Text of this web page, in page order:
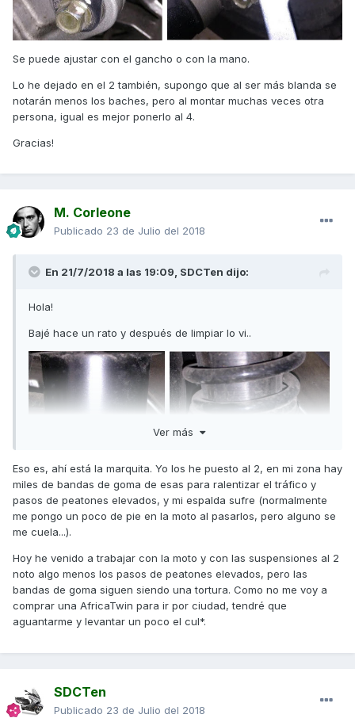
Se puede ajustar con el gancho o con la mano.
Lo he dejado en el 2 también, supongo que al ser más blanda se
notarán menos los baches, pero al montar muchas veces otra
persona, igual es mejor ponerlo al 4.
Gracias!
M. Corleone
Publicado 23 de Julio del 2018
En 21/7/2018 a las 19:09, SDCTen dijo:
Hola!
Bajé hace un rato y después de limpiar lo vi..
Se puede ajustar con el gancho o con la mano.
Gracias!
Ver más
Eso es, ahí está la marquita. Yo los he puesto al 2, en mi zona hay
miles de bandas de goma de esas para ralentizar el tráfico y
pasos de peatones elevados, y mi espalda sufre (normalmente
me pongo un poco de pie en la moto al pasarlos, pero alguno se
me cuela...).
Hoy he venido a trabajar con la moto y con las suspensiones al 2
noto algo menos los pasos de peatones elevados, pero las
bandas de goma siguen siendo una tortura. Como no me voy a
comprar una AfricaTwin para ir por ciudad, tendré que
aguantarme y levantar un poco el cul*.
SDCTen
Publicado 23 de Julio del 2018